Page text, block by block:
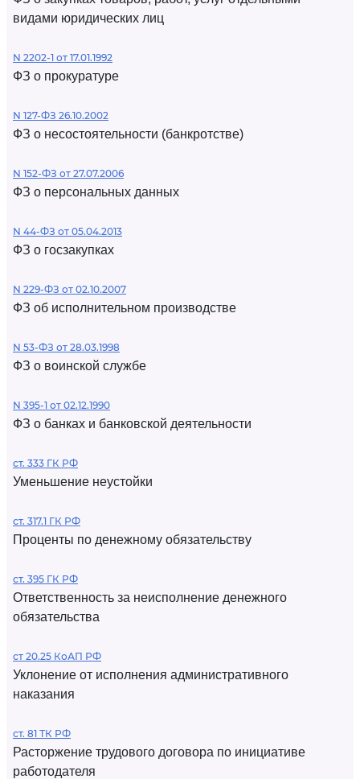
видами юридических лиц
N 2202-1 от 17.01.1992
ФЗ о прокуратуре
N 127-ФЗ 26.10.2002
ФЗ о несостоятельности (банкротстве)
N 152-ФЗ от 27.07.2006
ФЗ о персональных данных
N 44-ФЗ от 05.04.2013
ФЗ о госзакупках
N 229-ФЗ от 02.10.2007
ФЗ об исполнительном производстве
N 53-ФЗ от 28.03.1998
ФЗ о воинской службе
N 395-1 от 02.12.1990
ФЗ о банках и банковской деятельности
ст. 333 ГК РФ
Уменьшение неустойки
ст. 317.1 ГК РФ
Проценты по денежному обязательству
ст. 395 ГК РФ
Ответственность за неисполнение денежного
обязательства
ст 20.25 КоАП РФ
Уклонение от исполнения административного
наказания
ст. 81 ТК РФ
Расторжение трудового договора по инициативе
работодателя